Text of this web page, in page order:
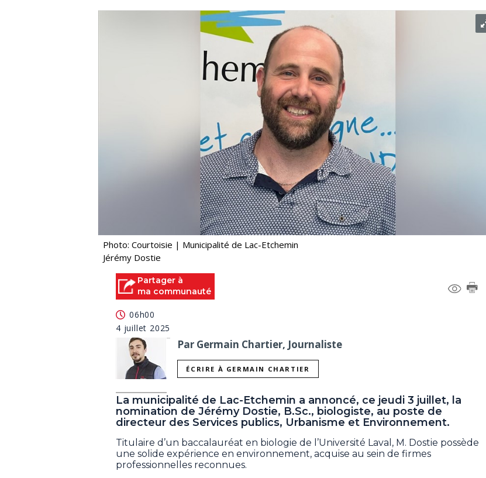
Photo: Courtoisie | Municipalité de Lac-Etchemin
Jérémy Dostie
Partager à
ma communauté
06h00
4 juillet 2025
Par Germain Chartier, Journaliste
ÉCRIRE À GERMAIN CHARTIER
La municipalité de Lac-Etchemin a annoncé, ce jeudi 3 juillet, la
nomination de Jérémy Dostie, B.Sc., biologiste, au poste de
directeur des Services publics, Urbanisme et Environnement.
Titulaire d’un baccalauréat en biologie de l’Université Laval, M. Dostie possède
une solide expérience en environnement, acquise au sein de firmes
professionnelles reconnues.